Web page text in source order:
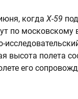
когда X-59
по
высота полета
его